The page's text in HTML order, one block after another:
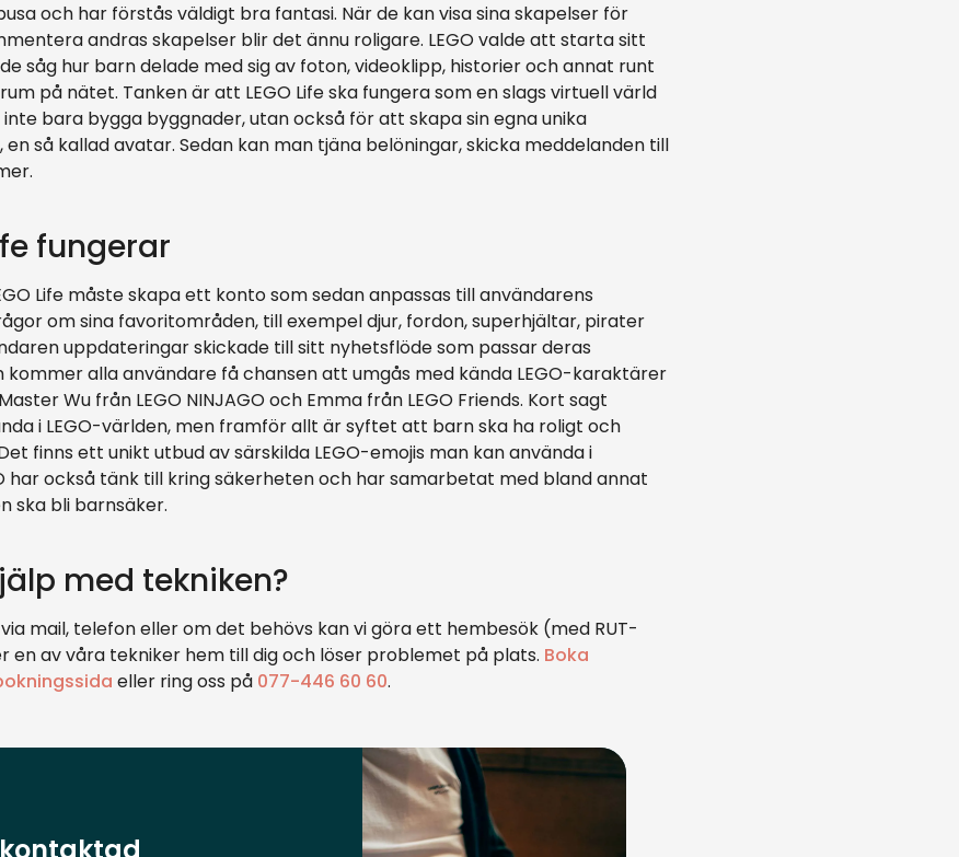
och har förstås väldigt bra fantasi. När de kan visa sina skapelser för
andras skapelser blir det ännu roligare. LEGO valde att starta sitt
såg hur barn delade med sig av foton, videoklipp, historier och annat runt
på nätet. Tanken är att LEGO Life ska fungera som en slags virtuell värld
bara bygga byggnader, utan också för att skapa sin egna unika
så kallad avatar. Sedan kan man tjäna belöningar, skicka meddelanden till
fungerar
Life måste skapa ett konto som sedan anpassas till användarens
om sina favoritområden, till exempel djur, fordon, superhjältar, pirater
uppdateringar skickade till sitt nyhetsflöde som passar deras
kommer alla användare få chansen att umgås med kända LEGO-karaktärer
Wu från LEGO NINJAGO och Emma från LEGO Friends. Kort sagt
i LEGO-världen, men framför allt är syftet att barn ska ha roligt och
finns ett unikt utbud av särskilda LEGO-emojis man kan använda i
har också tänk till kring säkerheten och har samarbetat med bland annat
ska bli barnsäker.
med tekniken?
mail, telefon eller om det behövs kan vi göra ett hembesök (med RUT-
en av våra tekniker hem till dig och löser problemet på plats. Boka
eller ring oss på 077-446 60 60.